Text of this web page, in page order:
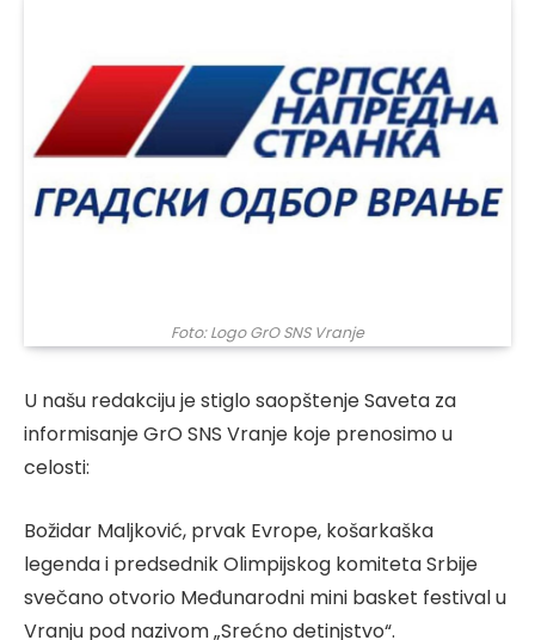
Foto: Logo GrO SNS Vranje
U našu redakciju je stiglo saopštenje Saveta za
informisanje GrO SNS Vranje koje prenosimo u
celosti:
Božidar Maljković, prvak Evrope, košarkaška
legenda i predsednik Olimpijskog komiteta Srbije
svečano otvorio Međunarodni mini basket festival u
Vranju pod nazivom „Srećno detinjstvo“.